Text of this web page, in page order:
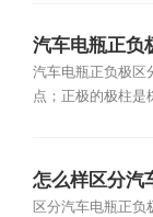
汽车电瓶正负
汽车电瓶正负极区
点；正极的极柱是
怎么样区分汽
区分汽车电瓶正负